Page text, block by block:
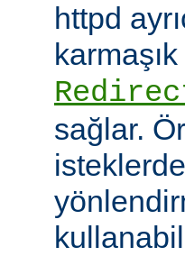
httpd
sağlar.